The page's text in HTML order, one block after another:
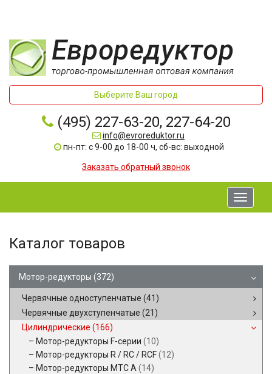
Выберите Ваш город
(495) 227-63-20, 227-64-20
info@evroreduktor.ru
пн-пт: с 9-00 до 18-00 ч, сб-вс: выходной
Заказать обратный звонок
Toggle
Каталог товаров
Мотор-редукторы (372)
Червячные одноступенчатые (41)
Червячные двухступенчатые (21)
Цилиндрические (166)
Мотор-редукторы F-серии (10)
Мотор-редукторы R / RC / RCF(12)
Мотор-редукторы MTC A (14)